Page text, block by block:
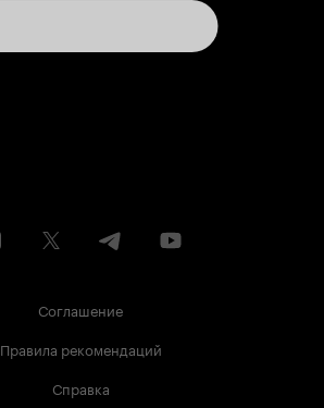
Соглашение
Правила рекомендаций
Справка